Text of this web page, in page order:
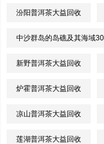
汾阳普洱茶大益回收
中沙群岛的岛礁及其海域
新野普洱茶大益回收
炉霍普洱茶大益回收
凉山普洱茶大益回收
莲湖普洱茶大益回收